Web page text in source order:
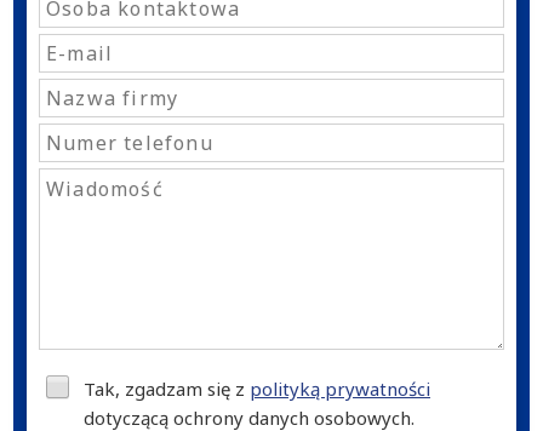
Tak, zgadzam się z polityką prywatności
dotyczącą ochrony danych osobowych.